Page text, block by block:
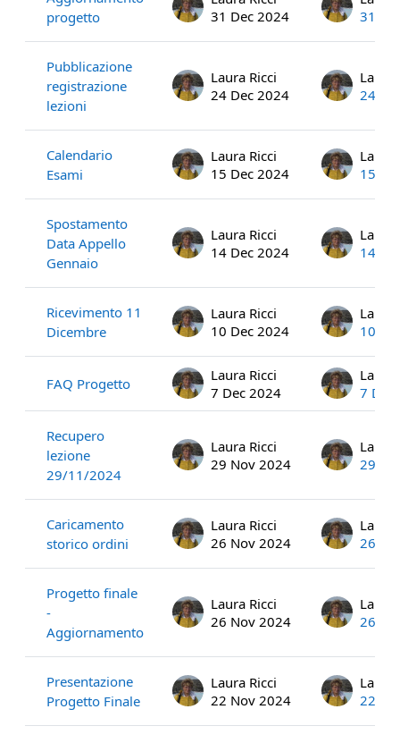
progetto
31 Dec 2024
31
Pubblicazione
registrazione
lezioni
Laura Ricci
24 Dec 2024
Laura
24
Calendario
Esami
Laura Ricci
15 Dec 2024
Laura
15
Spostamento
Data Appello
Gennaio
Laura Ricci
14 Dec 2024
Laura
14
Ricevimento 11
Dicembre
Laura Ricci
10 Dec 2024
Laura
10
FAQ Progetto
Laura Ricci
7 Dec 2024
Laura
7 Dec
Recupero
lezione
29/11/2024
Laura Ricci
29 Nov 2024
Laura
29
Caricamento
storico ordini
Laura Ricci
26 Nov 2024
Laura
26
Progetto finale
-
Aggiornamento
Laura Ricci
26 Nov 2024
Laura
26
Presentazione
Progetto Finale
Laura Ricci
22 Nov 2024
Laura
22